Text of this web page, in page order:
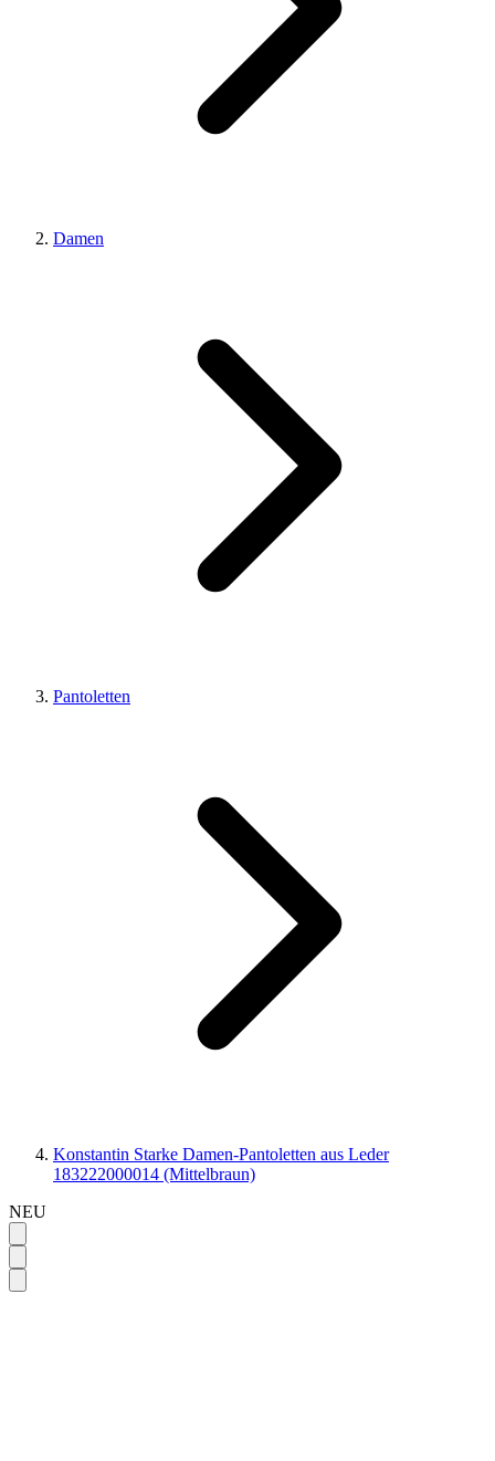
Damen
Pantoletten
Konstantin Starke Damen-Pantoletten aus Leder
183222000014 (Mittelbraun)
NEU